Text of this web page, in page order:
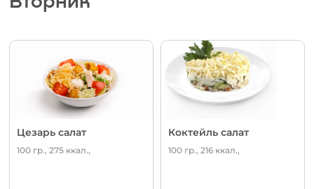
Цезарь салат
100 гр., 275 ккал.,
Коктейль салат
100 гр., 216 ккал.,